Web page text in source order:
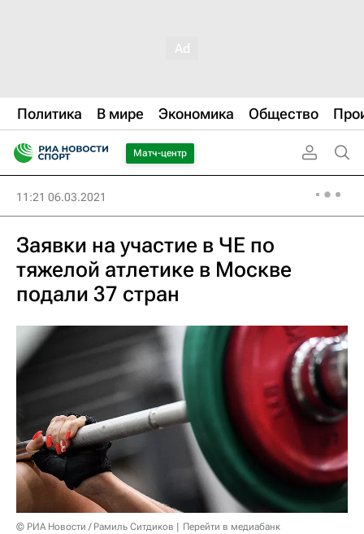
Политика В мире Экономика Общество
Матч-центр
11:21 06.03.2021
Заявки на участие в ЧЕ по
тяжелой атлетике в Москве
подали 37 стран
© РИА Новости / Рамиль Ситдиков Перейти в медиабанк